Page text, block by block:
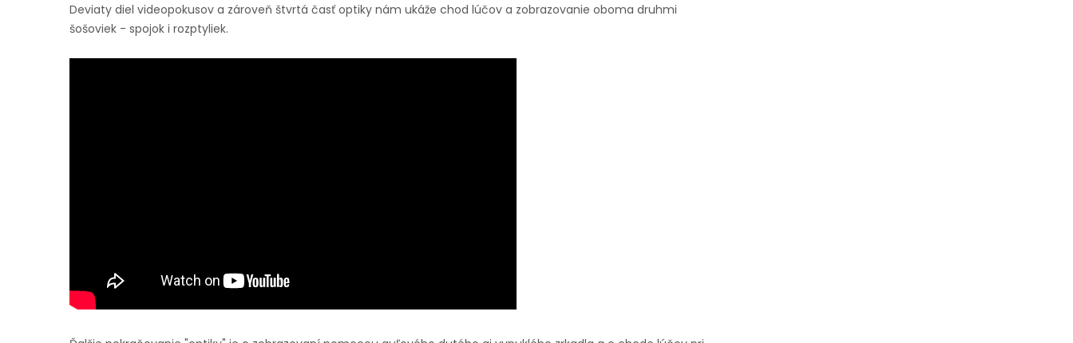
Deviaty diel videopokusov a zároveň štvrtá časť optiky nám ukáže chod lúčov a zobrazovanie oboma druhmi
šošoviek - spojok i rozptyliek.